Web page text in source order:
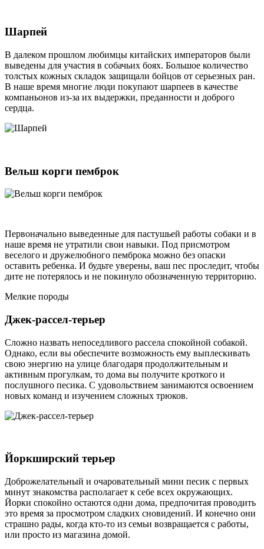
Шарпей
В далеком прошлом любимцы китайских императоров были
выведены для участия в собачьих боях. Большое количество
толстых кожных складок защищали бойцов от серьезных ран.
В наше время многие люди покупают шарпеев в качестве
компаньонов из-за их выдержки, преданности и доброго
сердца.
Вельш корги пемброк
Первоначально выведенные для пастушьей работы собаки и в
наше время не утратили свои навыки. Под присмотром
веселого и дружелюбного пемброка можно без опаски
оставить ребенка. И будьте уверены, ваш пес проследит, чтобы
дите не потерялось и не покинуло обозначенную территорию.
Мелкие породы
Джек-рассел-терьер
Сложно назвать непоседливого рассела спокойной собакой.
Однако, если вы обеспечите возможность ему выплескивать
свою энергию на улице благодаря продолжительным и
активным прогулкам, то дома вы получите кроткого и
послушного песика. С удовольствием занимаются освоением
новых команд и изучением сложных трюков.
Йоркширский терьер
Доброжелательный и очаровательный мини песик с первых
минут знакомства располагает к себе всех окружающих.
Йорки спокойно остаются одни дома, предпочитая проводить
это время за просмотром сладких сновидений. И конечно они
страшно рады, когда кто-то из семьи возвращается с работы,
или просто из магазина домой.